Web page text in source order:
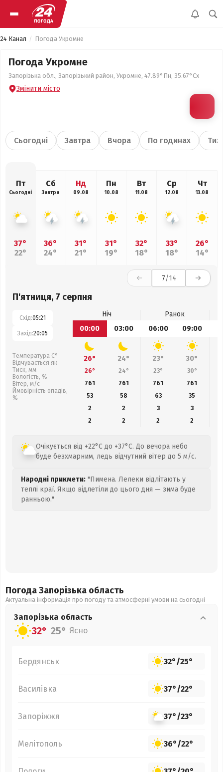
24 Канал Погода Укромне
Погода Укромне
Запорізька обл., Запорізький район, Укромне, 47.89°Пн, 35.67°Сх
Змінити місто
Сьогодні Завтра Вчора По годинах
Пт
Сьогодні
37°
22°
Сб
Завтра
36°
24°
Нд
09.08
31°
21°
Пн
10.08
31°
19°
Вт
11.08
32°
18°
Ср
12.08
33°
18°
Чт
13.08
26°
14°
7/14
П'ятниця, 7 серпня
Схід:05:21
Захід:20:05
Температура С°
Відчувається як
Тиск, мм
Вологість, %
Вітер, м/с
Ймовірність опадів,
%
Ніч
Ранок
00:00
03:00 06:00 09:00
26° 24° 23° 30°
26° 24° 23° 30°
761
761 761 761
53
58 63 35
2
2 3
3
2
2 2 2
Очікується від +22°C до +37°C. До вечора небо
буде безхмарним, ледь відчутний вітер до 5 м/с.
Народні прикмети: "Пимена. Лелеки відлітають у
теплі краї. Якщо відлетіли до цього дня — зима буде
ранньою."
Погода Запорізька область
Актуальна інформація про погоду та атмосферні умови на сьогодні
Запорізька область
32° 25° Ясно
Бердянськ 32°/25°
Василівка 37°/22°
Запоріжжя 37°/23°
Мелітополь 36°/22°